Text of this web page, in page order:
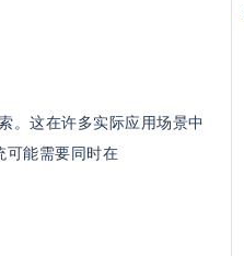
。这在许多实际应用场景中
可能需要同时在